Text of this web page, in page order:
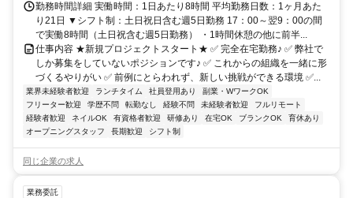
勤務時間詳細 実働時間：1日あたり8時間 平均勤務日数：1ヶ月あた
り21日 ▼シフト制：土日祝日含む週5日勤務 17：00～翌9：00の間
で実働8時間（土日祝含む週5日勤務） ・1時間休憩の他に前半...
仕事内容 ★新規プロジェクトスタート★ ✅ 完全在宅勤務♪ ✅ 弊社で
しか募集をしていないポジションです♪ ✅ これからの組織を一緒に形
づくるやりがい ✅ 前例にとらわれず、新しい挑戦ができる環境 ✅...
業界未経験者歓迎 ランチタイム 社員登用あり
副業・WワークOK
フリーター歓迎
学歴不問 転勤なし 経験不問 未経験者歓迎
フルリモート
経験者歓迎
ネイルOK 有資格者歓迎 研修あり 在宅OK ブランクOK
育休あり
オープニングスタッフ
長期歓迎 シフト制
同じ企業の求人
業務委託